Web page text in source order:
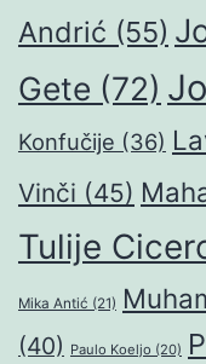
Andrić (55)
Gete (72)
Konfučije (36)
Vinči (45)
Tulije
Mika Antić (21)
(40) Paulo Koeljo (20)